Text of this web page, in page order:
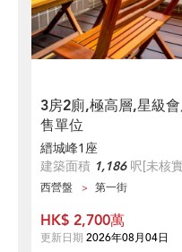
3房2廁,極高層,星級
售單位
縉城峰1座
建築面積 1,186呎[未核
西營盤 第一街
HK$ 2,700萬
更新日期 2026年08月04日